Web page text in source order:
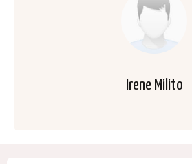
Irene Milito